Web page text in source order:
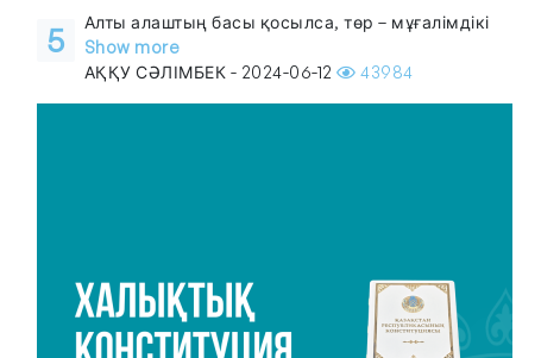
5
Алты алаштың басы қосылса, төр – мұғалімдікі
Show more
АҚҚУ СӘЛІМБЕК - 2024-06-12
43984